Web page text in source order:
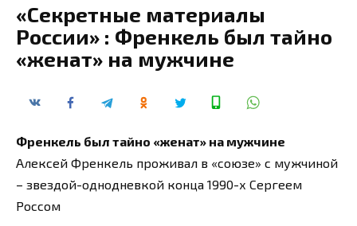
«Секретные материалы
России» : Френкель был тайно
«женат» на мужчине
Френкель был тайно «женат» на мужчине
Алексей Френкель проживал в «союзе» с мужчиной
– звездой-однодневкой конца 1990-х Сергеем
Россом